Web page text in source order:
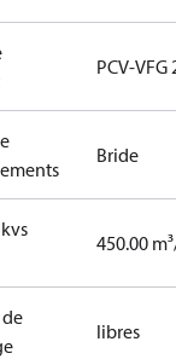
PCV-VFG
Bride
450.00
libres